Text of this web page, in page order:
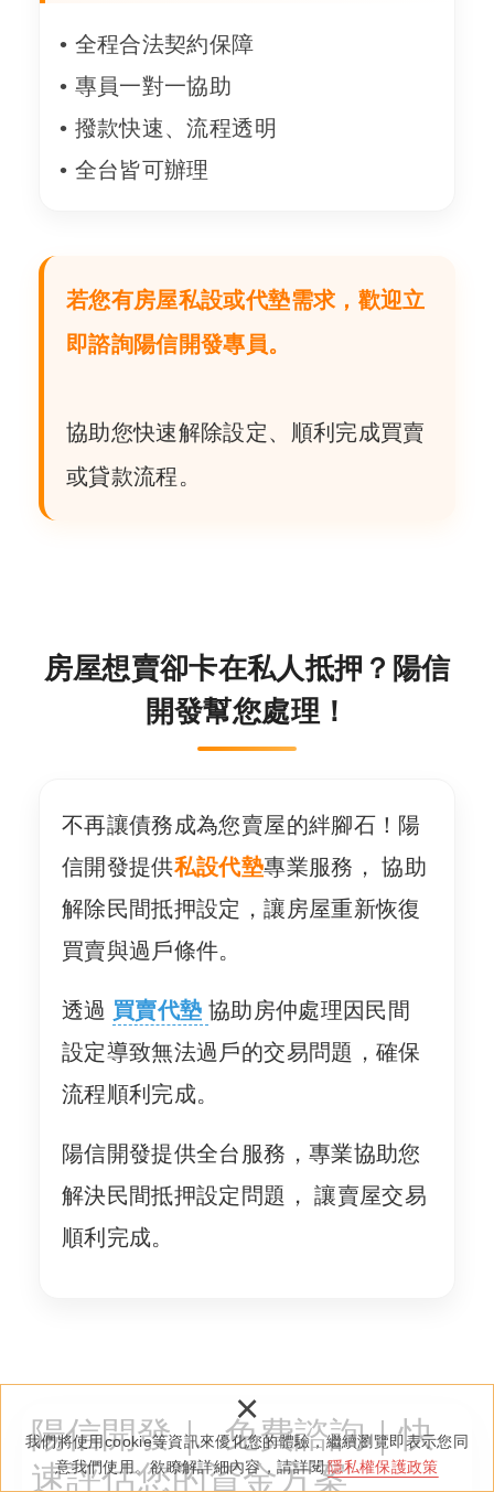
我們將使用cookie等資訊來優化您的體驗，繼續瀏覽即表示您同
意我們使用。欲瞭解詳細內容，請詳閱隱私權保護政策
×
• 全程合法契約保障
• 專員一對一協助
• 撥款快速、流程透明
• 全台皆可辦理
若您有房屋私設或代墊需求，歡迎立
即諮詢陽信開發專員。
協助您快速解除設定、順利完成買賣
或貸款流程。
房屋想賣卻卡在私人抵押？陽信
開發幫您處理！
不再讓債務成為您賣屋的絆腳石！陽
信開發提供私設代墊專業服務， 協助
解除民間抵押設定，讓房屋重新恢復
買賣與過戶條件。
透過 買賣代墊 協助房仲處理因民間
設定導致無法過戶的交易問題，確保
流程順利完成。
陽信開發提供全台服務，專業協助您
解決民間抵押設定問題， 讓賣屋交易
順利完成。